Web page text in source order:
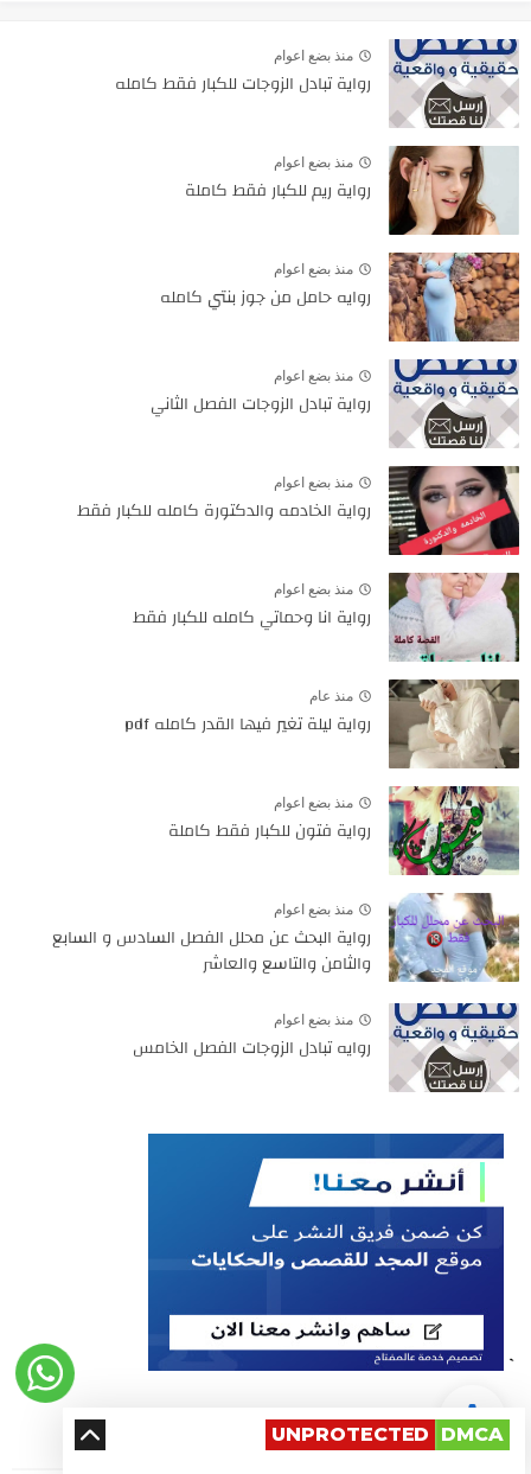
منذ بضع اعوام
رواية تبادل الزوجات للكبار فقط كامله
منذ بضع اعوام
رواية ريم للكبار فقط كاملة
منذ بضع اعوام
روايه حامل من جوز بنتي كامله
منذ بضع اعوام
رواية تبادل الزوجات الفصل الثاني
منذ بضع اعوام
رواية الخادمه والدكتورة كامله للكبار فقط
منذ بضع اعوام
رواية انا وحماتي كامله للكبار فقط
منذ عام
رواية ليلة تغير فيها القدر كامله pdf
منذ بضع اعوام
رواية فتون للكبار فقط كاملة
منذ بضع اعوام
رواية البحث عن محلل الفصل السادس و السابع
والثامن والتاسع والعاشر
منذ بضع اعوام
روايه تبادل الزوجات الفصل الخامس
`
إجمالي مرات مشاهدة الصفحة
DMCA
UNPROTECTED